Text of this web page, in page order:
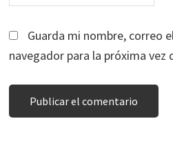
Guarda mi nombre, correo
navegador para la próxima vez